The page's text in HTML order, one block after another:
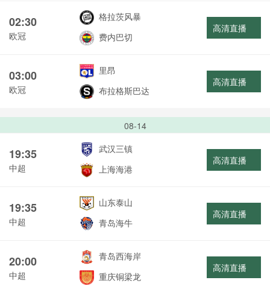
02:30
欧冠
格拉茨风暴
费内巴切
高清直播
03:00
欧冠
里昂
布拉格斯巴达
高清直播
08-14
19:35
中超
武汉三镇
上海海港
高清直播
19:35
中超
山东泰山
青岛海牛
高清直播
20:00
中超
青岛西海岸
重庆铜梁龙
高清直播